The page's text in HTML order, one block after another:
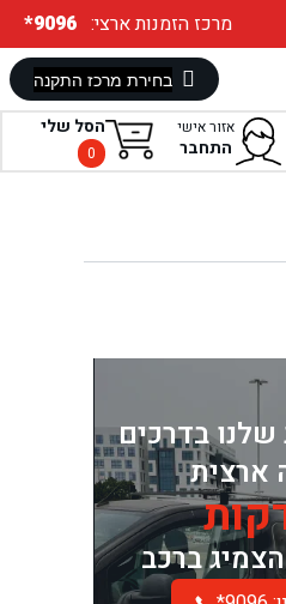
*9096 :מרכז הזמנות ארצי
הסל שלי
0
אזור אישי
התחבר
שלנו בדרכים
ארצית
ברכב